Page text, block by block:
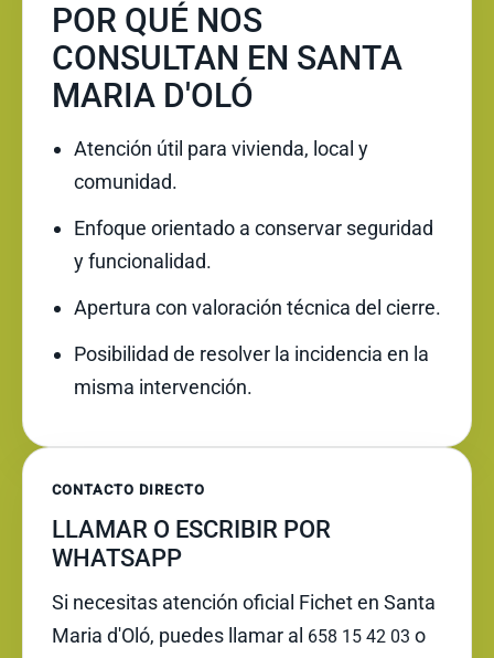
POR QUÉ NOS
CONSULTAN EN SANTA
MARIA D'OLÓ
Atención útil para vivienda, local y
comunidad.
Enfoque orientado a conservar seguridad
y funcionalidad.
Apertura con valoración técnica del cierre.
Posibilidad de resolver la incidencia en la
misma intervención.
CONTACTO DIRECTO
LLAMAR O ESCRIBIR POR
WHATSAPP
Si necesitas atención oficial Fichet en Santa
Maria d'Oló, puedes llamar al 658 15 42 03 o